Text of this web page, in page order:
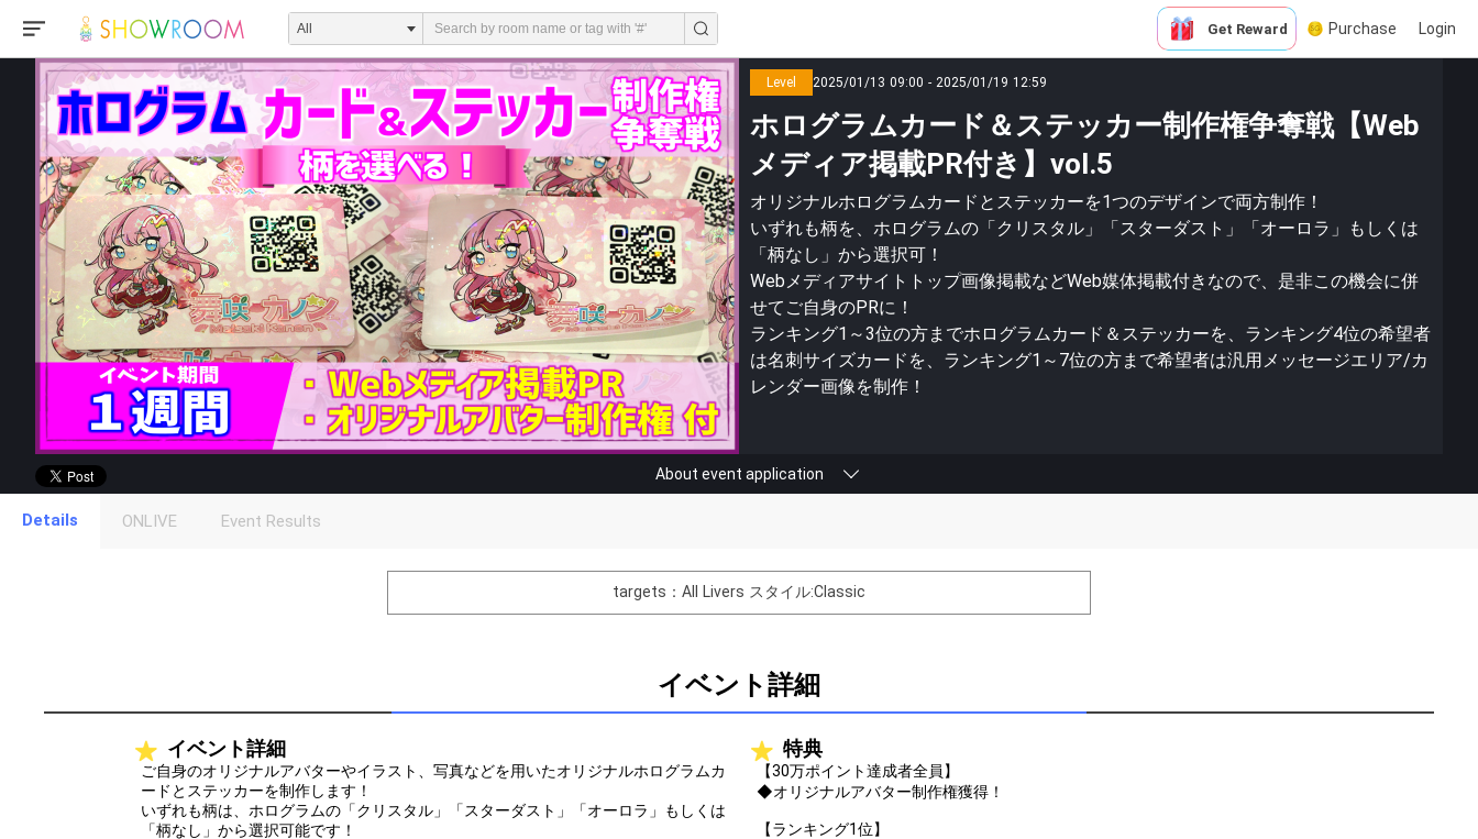
Get Reward Purchase Login
Level 2025/01/13 09:00 - 2025/01/19 12:59
ホログラムカード＆ステッカー制作権争奪戦【Web
メディア掲載PR付き】vol.5
オリジナルホログラムカードとステッカーを1つのデザインで両方制作！
いずれも柄を、ホログラムの「クリスタル」「スターダスト」「オーロラ」もしくは
「柄なし」から選択可！
Webメディアサイトトップ画像掲載などWeb媒体掲載付きなので、是非この機会に併
せてご自身のPRに！
ランキング1～3位の方までホログラムカード＆ステッカーを、ランキング4位の希望者
は名刺サイズカードを、ランキング1～7位の方まで希望者は汎用メッセージエリア/カ
レンダー画像を制作！
About event application
Level Points
Event Begins!
Throw gifts to the stage and join the live performance.
First, try throwing free Stars (once a day)! You can also charge Show Gold to purchase gifts
(available from 1 JPY)! When you continue to send gifts to the performer(s), the performer's
popularity ranking and your ranking go up.
To cheer on performers, you can send them gifts.
To send performers paid items, you must use Show Gold.
Comments
You can post comments. Please refrain from posting comments that may offend performers or
other users.
Details ONLIVE Event Results
targets：All Livers スタイル:Classic
イベント詳細
イベント詳細
ご自身のオリジナルアバターやイラスト、写真などを用いたオリジナルホログラムカ
ードとステッカーを制作します！
いずれも柄は、ホログラムの「クリスタル」「スターダスト」「オーロラ」もしくは
「柄なし」から選択可能です！
特典
【30万ポイント達成者全員】
◆オリジナルアバター制作権獲得！
【ランキング1位】